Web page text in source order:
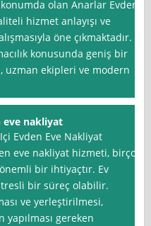
olan Anarlar Evden
hizmet anlayışı ve
öne çıkmaktadır.
konusunda geniş bir
uzman ekipleri ve modern
eve nakliyat
Evden Eve Nakliyat
eve nakliyat hizmeti, birçok
önemli bir ihtiyaçtır. Ev
bir süreç olabilir.
ve yerleştirilmesi,
gereken